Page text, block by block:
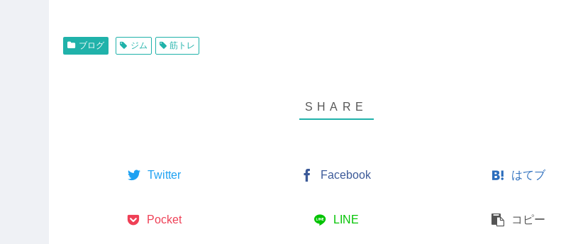
ブログ ジム 筋トレ
Twitter Facebook はてブ
Pocket LINE コピー